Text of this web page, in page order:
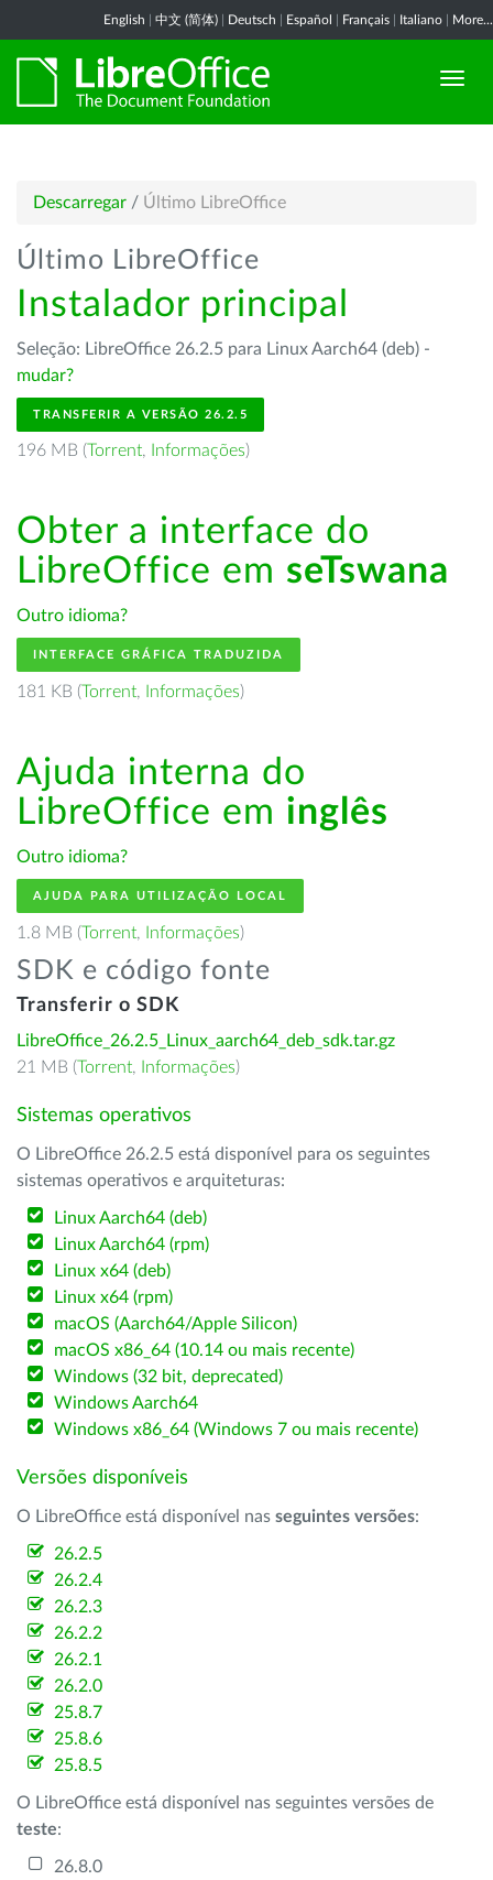
English 中文 (简体) Deutsch Español Français Italiano More...
Descarregar / Último LibreOffice
Último LibreOffice
Instalador principal
Seleção: LibreOffice 26.2.5 para Linux Aarch64 (deb) -
mudar?
TRANSFERIR A VERSÃO 26.2.5
196 MB (Torrent, Informações)
Obter a interface do
LibreOffice em seTswana
Outro idioma?
INTERFACE GRÁFICA TRADUZIDA
181 KB (Torrent, Informações)
Ajuda interna do
LibreOffice em inglês
Outro idioma?
AJUDA PARA UTILIZAÇÃO LOCAL
1.8 MB (Torrent, Informações)
SDK e código fonte
Transferir o SDK
LibreOffice_26.2.5_Linux_aarch64_deb_sdk.tar.gz
21 MB (Torrent, Informações)
Sistemas operativos
O LibreOffice 26.2.5 está disponível para os seguintes
sistemas operativos e arquiteturas:
Linux Aarch64 (deb)
Linux Aarch64 (rpm)
Linux x64 (deb)
Linux x64 (rpm)
macOS (Aarch64/Apple Silicon)
macOS x86_64 (10.14 ou mais recente)
Windows (32 bit, deprecated)
Windows Aarch64
Windows x86_64 (Windows 7 ou mais recente)
Versões disponíveis
O LibreOffice está disponível nas seguintes versões:
26.2.5
26.2.4
26.2.3
26.2.2
26.2.1
26.2.0
25.8.7
25.8.6
25.8.5
O LibreOffice está disponível nas seguintes versões de
teste:
26.8.0